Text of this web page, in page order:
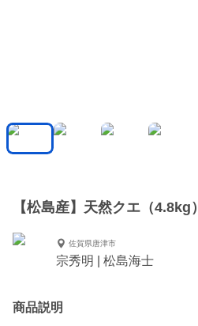
【松島産】天然クエ（4.8kg）
佐賀県唐津市
宗秀明 | 松島海士
商品説明